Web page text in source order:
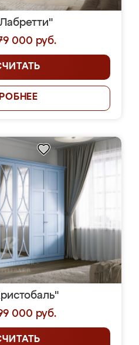
000 руб.
000 руб.